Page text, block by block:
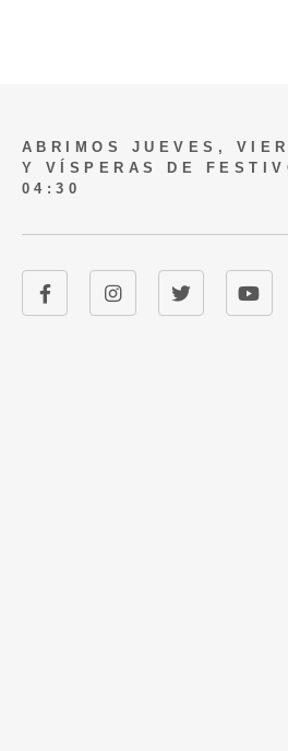
ABRIMOS JUEVES,
Y VÍSPERAS DE
04:30